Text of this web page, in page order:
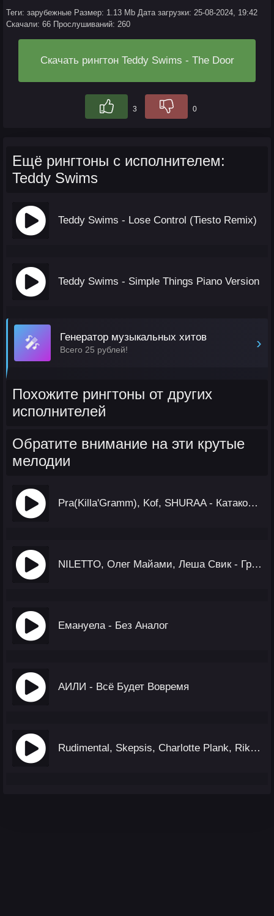
Теги: зарубежные Размер: 1.13 Mb Дата загрузки: 25-08-2024, 19:42
Скачали: 66 Прослушиваний: 260
Скачать рингтон Teddy Swims - The Door
3 0
Ещё рингтоны с исполнителем:
Teddy Swims
Teddy Swims - Lose Control (Tiesto Remix)
Teddy Swims - Simple Things Piano Version
🎤 Генератор музыкальных хитов
Всего 25 рублей! ›
Похожите рингтоны от других
исполнителей
Обратите внимание на эти крутые
мелодии
Pra(Killa'Gramm), Kof, SHURAA - Катакомбы
NILETTO, Олег Майами, Леша Свик - Громче Города (Акустика)
Емануела - Без Аналог
АИЛИ - Всё Будет Вовремя
Rudimental, Skepsis, Charlotte Plank, Riko Dan - Green & Gold (Darren Styles Remix)